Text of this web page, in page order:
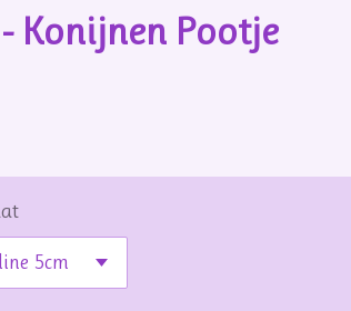
Konijnen Pootje